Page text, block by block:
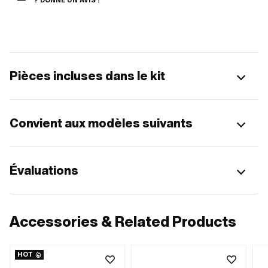
Pièces incluses dans le kit
Convient aux modèles suivants
Évaluations
Accessories & Related Products
HOT